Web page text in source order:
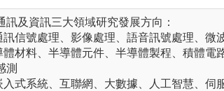
訊及資訊三大領域研究發展方向：
訊信號處理、影像處理、語音訊號處理、微
體材料、半導體元件、半導體製程、積體電
測
式系統、互聯網、大數據、人工智慧、伺